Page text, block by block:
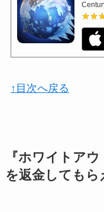
↑目次へ戻る
『ホワイトア
を返金してもら